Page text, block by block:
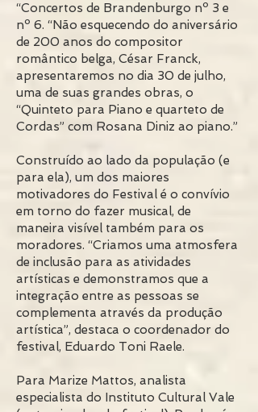
“Concertos de Brandenburgo nº 3 e
nº 6. “Não esquecendo do aniversário
de 200 anos do compositor
romântico belga, César Franck,
apresentaremos no dia 30 de julho,
uma de suas grandes obras, o
“Quinteto para Piano e quarteto de
Cordas” com Rosana Diniz ao piano.”
Construído ao lado da população (e
para ela), um dos maiores
motivadores do Festival é o convívio
em torno do fazer musical, de
maneira visível também para os
moradores. “Criamos uma atmosfera
de inclusão para as atividades
artísticas e demonstramos que a
integração entre as pessoas se
complementa através da produção
artística”, destaca o coordenador do
festival, Eduardo Toni Raele.
Para Marize Mattos, analista
especialista do Instituto Cultural Vale